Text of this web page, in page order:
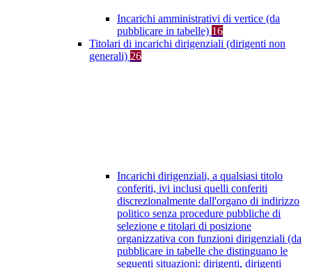
Incarichi amministrativi di vertice (da
pubblicare in tabelle) 16
Titolari di incarichi dirigenziali (dirigenti non
generali) 26
Incarichi dirigenziali, a qualsiasi titolo
conferiti, ivi inclusi quelli conferiti
discrezionalmente dall'organo di indirizzo
politico senza procedure pubbliche di
selezione e titolari di posizione
organizzativa con funzioni dirigenziali (da
pubblicare in tabelle che distinguano le
seguenti situazioni: dirigenti, dirigenti